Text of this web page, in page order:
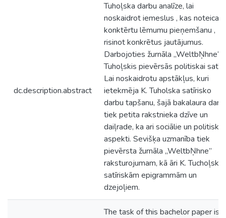
dc.description.abstract
Tuhoļska darbu analīze, lai
noskaidrot iemeslus , kas noteica
konktērtu lēmumu pieņemšanu ,
risinot konkrētus jautājumus.
Darbojoties žurnāla „WeltbŅhne“,
Tuhoļskis pievērsās politiskai
Lai noskaidrotu apstākļus, kuri
ietekmēja K. Tuholska satīrisko
darbu tapšanu, šajā bakalaura
tiek petita rakstnieka dzīve un
daiļrade, ka ari sociālie un politiskie
aspekti. Sevišķa uzmanība tiek
pievērsta žurnāla „WeltbŅhne”
raksturojumam, kā āri K. Tuchoļska
satīriskām epigrammām un
dzejoļiem.
The task of this bachelor paper is